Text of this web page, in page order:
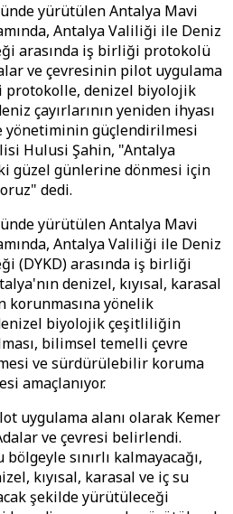
yürütülen Antalya Mavi
Antalya Valiliği ile Deniz
arasında iş birliği protokolü
ve çevresinin pilot uygulama
protokolle, denizel biyolojik
çayırlarının yeniden ihyası
yönetiminin güçlendirilmesi
Hulusi Şahin, "Antalya
güzel günlerine dönmesi için
dedi.
yürütülen Antalya Mavi
Antalya Valiliği ile Deniz
(DYKD) arasında iş birliği
denizel, kıyısal, karasal
korunmasına yönelik
biyolojik çeşitliliğin
bilimsel temelli çevre
ve sürdürülebilir koruma
amaçlanıyor.
uygulama alanı olarak Kemer
ve çevresi belirlendi.
bölgeyle sınırlı kalmayacağı,
kıyısal, karasal ve iç su
şekilde yürütüleceği